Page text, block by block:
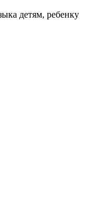
детям, ребенку